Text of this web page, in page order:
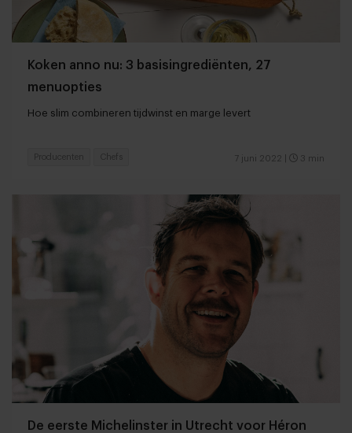
Koken anno nu: 3 basisingrediënten, 27
menuopties
Hoe slim combineren tijdwinst en marge levert
7 juni 2022 3 min
Producenten Chefs
De eerste Michelinster in Utrecht voor Héron